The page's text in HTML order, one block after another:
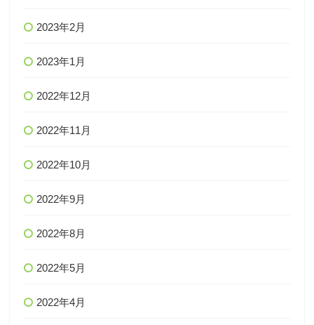
2023年2月
2023年1月
2022年12月
2022年11月
2022年10月
2022年9月
2022年8月
2022年5月
2022年4月